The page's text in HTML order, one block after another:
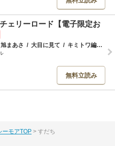
ェリーロード【電子限定お
旭まあさ / 大目に見て / キミトワ編集部
無料立読み
ーモアTOP すだち